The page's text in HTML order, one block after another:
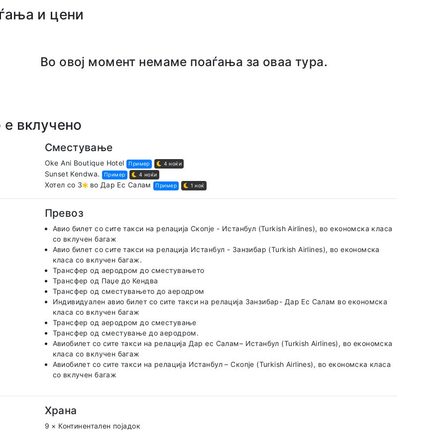
и цени
Во овој момент немаме поаѓања за оваа тура.
вклучено
Сместување
Oke Ani Boutique Hotel Пример 4 ноќи
Sunset Kendwa. Пример 4 ноќи
Хотел со 3 во Дар Ес Салам Пример 1 ноќ
Превоз
Авио билет со сите такси на релација Скопје - Истанбул (Turkish Airlines), во економска класа
со вклучен багаж
Авио билет со сите такси на релација Истанбул - Занзибар (Turkish Airlines), во економска
класа со вклучен багаж.
Трансфер од аеродром до сместувањето
Трансфер од Паџе до Кендва
Трансфер од сместувањето до аеродром
Индивидуален авио билет со сите такси на релација Занзибар- Дар Ес Салам во економска
класа со вклучен багаж
Трансфер од аеродром до сместување
Трансфер од сместување до аеродром.
Авиобилет со сите такси на релација Дар ес Салам– Истанбул (Turkish Airlines), во економска
класа со вклучен багаж
Авиобилет со сите такси на релација Истанбул – Скопје (Turkish Airlines), во економска класа
со вклучен багаж
Храна
9 × Континентален појадок